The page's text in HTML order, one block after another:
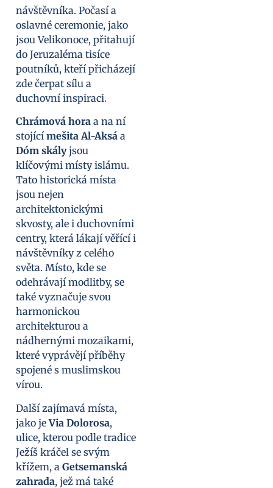
návštěvníka. Počasí a
oslavné ceremonie, jako
jsou Velikonoce, přitahují
do Jeruzaléma tisíce
poutníků, kteří přicházejí
zde čerpat sílu a
duchovní inspiraci.
Chrámová hora a na ní
stojící mešita Al-Aksá a
Dóm skályjsou
klíčovými místy islámu.
Tato historická místa
jsou nejen
architektonickými
skvosty, ale i duchovními
centry, která lákají věřící i
návštěvníky z celého
světa. Místo, kde se
odehrávají modlitby, se
také vyznačuje svou
harmonickou
architekturou a
nádhernými mozaikami,
které vyprávějí příběhy
spojené s muslimskou
vírou.
Další zajímavá místa,
jako jeVia Dolorosa,
ulice, kterou podle tradice
Ježíš kráčel se svým
křížem, a Getsemanská
zahrada, jež má také